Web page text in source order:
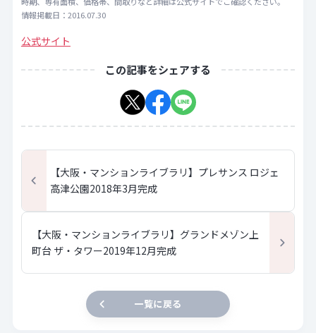
情報掲載日：2016.07.30
公式サイト
この記事をシェアする
【大阪・マンションライブラリ】プレサンス ロジェ
高津公園2018年3月完成
【大阪・マンションライブラリ】グランドメゾン上
町台 ザ・タワー2019年12月完成
一覧に戻る